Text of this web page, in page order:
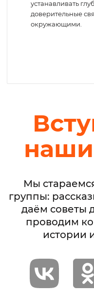
устанавливать
доверительные
окружающими.
Мы
группы:
даём советы
проводим
истории